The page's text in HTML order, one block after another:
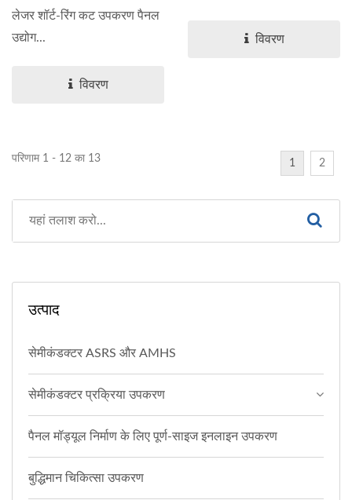
लेजर शॉर्ट-रिंग कट उपकरण पैनल
उद्योग...
विवरण
विवरण
परिणाम 1 - 12 का 13 1 2
उत्पाद
सेमीकंडक्टर ASRS और AMHS
सेमीकंडक्टर प्रक्रिया उपकरण
पैनल मॉड्यूल निर्माण के लिए पूर्ण-साइज इनलाइन उपकरण
बुद्धिमान चिकित्सा उपकरण